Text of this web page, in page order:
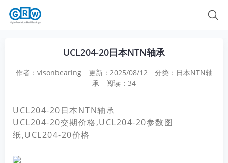
UCL204-20日本NTN轴承
作者：visonbearing 更新：2025/08/12 分类： 日本NTN轴
承
阅读：34
UCL204-20日本NTN轴承
UCL204-20交期价格,UCL204-20参数图
纸,UCL204-20价格